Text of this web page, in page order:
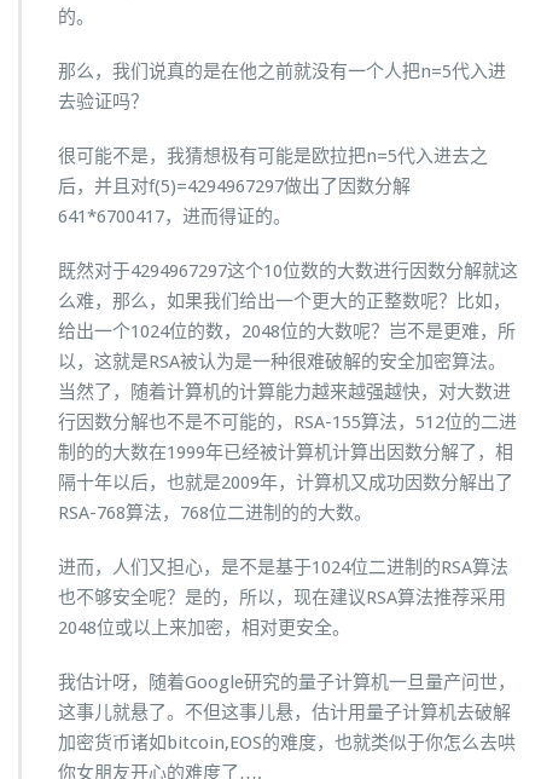
的。
那么，我们说真的是在他之前就没有一个人把n=5代入进
去验证吗？
很可能不是，我猜想极有可能是欧拉把n=5代入进去之
后，并且对f(5)=4294967297做出了因数分解
641*6700417，进而得证的。
既然对于4294967297这个10位数的大数进行因数分解就这
么难，那么，如果我们给出一个更大的正整数呢？比如，
给出一个1024位的数，2048位的大数呢？岂不是更难，所
以，这就是RSA被认为是一种很难破解的安全加密算法。
当然了，随着计算机的计算能力越来越强越快，对大数进
行因数分解也不是不可能的，RSA-155算法，512位的二进
制的的大数在1999年已经被计算机计算出因数分解了，相
隔十年以后，也就是2009年，计算机又成功因数分解出了
RSA-768算法，768位二进制的的大数。
进而，人们又担心，是不是基于1024位二进制的RSA算法
也不够安全呢？是的，所以，现在建议RSA算法推荐采用
2048位或以上来加密，相对更安全。
我估计呀，随着Google研究的量子计算机一旦量产问世，
这事儿就悬了。不但这事儿悬，估计用量子计算机去破解
加密货币诸如bitcoin,EOS的难度，也就类似于你怎么去哄
你女朋友开心的难度了….